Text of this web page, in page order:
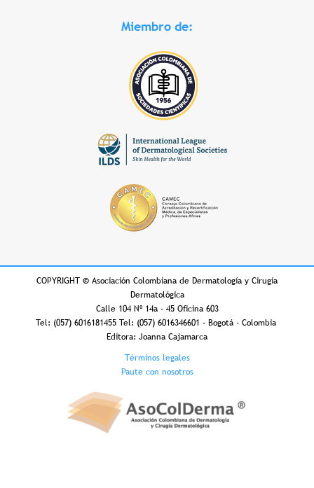
Miembro de:
COPYRIGHT © Asociación Colombiana de Dermatología y Cirugía
Dermatológica
Calle 104 Nº 14a - 45 Oficina 603
Tel: (057) 6016181455 Tel: (057) 6016346601 - Bogotá - Colombia
Editora: Joanna Cajamarca
Términos legales
Paute con nosotros